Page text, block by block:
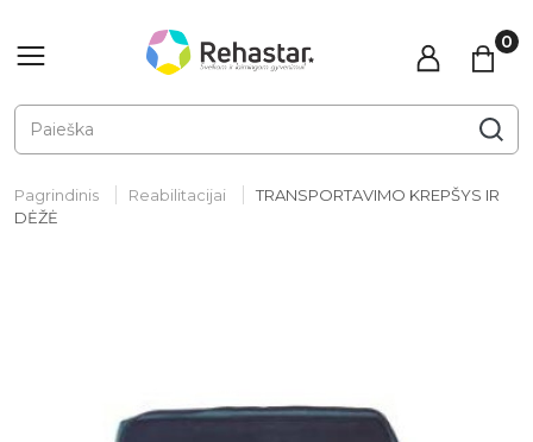
Pagrindinis Reabilitacijai
TRANSPORTAVIMO KREPŠYS IR
DĖŽĖ